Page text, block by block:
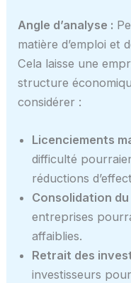
Angle d’analyse :
matière d’emploi et
Cela laisse une
structure
considérer :
Licenciements
difficulté
réductions
Consolidation
entreprises
affaiblies.
Retrait des
investisseurs